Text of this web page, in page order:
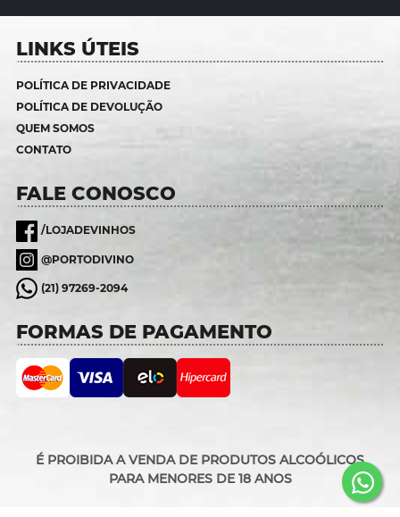
LINKS ÚTEIS
POLÍTICA DE PRIVACIDADE
POLÍTICA DE DEVOLUÇÃO
QUEM SOMOS
CONTATO
FALE CONOSCO
/LOJADEVINHOS
@PORTODIVINO
(21) 97269-2094
FORMAS DE PAGAMENTO
É PROIBIDA A VENDA DE PRODUTOS ALCOÓLICOS
PARA MENORES DE 18 ANOS